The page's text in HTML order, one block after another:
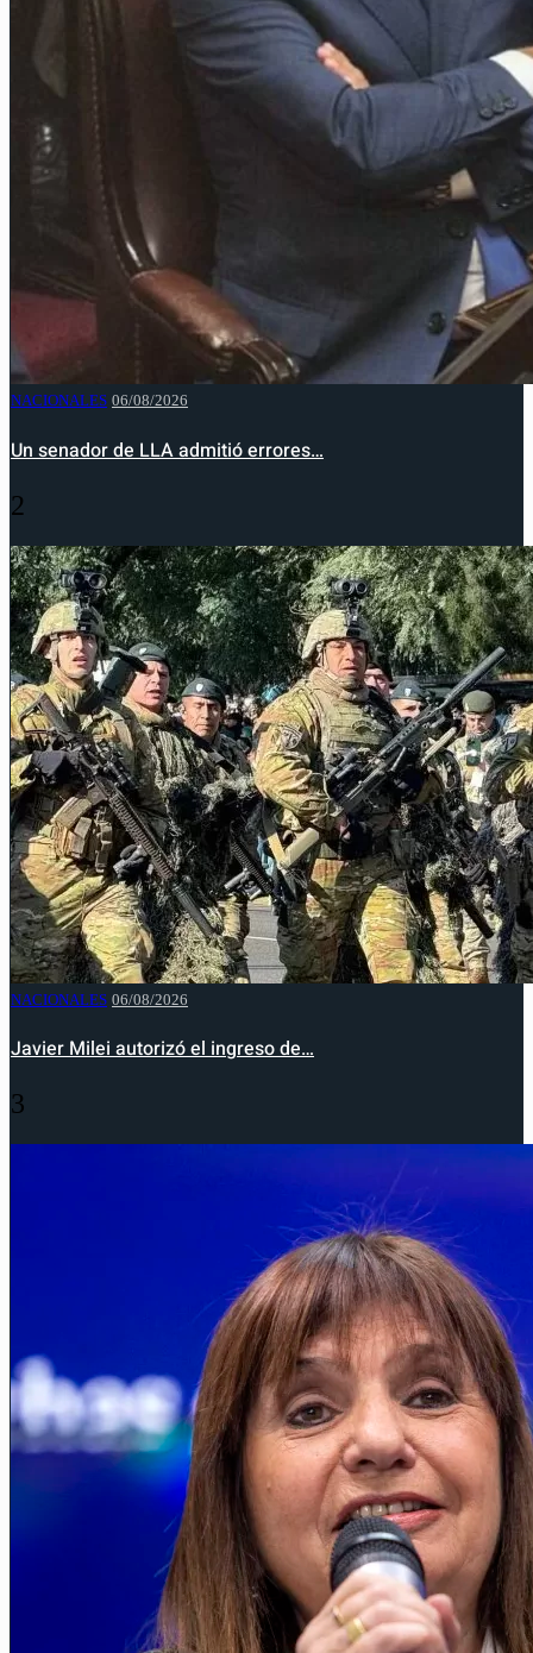
NACIONALES 06/08/2026
Un senador de LLA admitió errores…
2
NACIONALES 06/08/2026
Javier Milei autorizó el ingreso de…
3